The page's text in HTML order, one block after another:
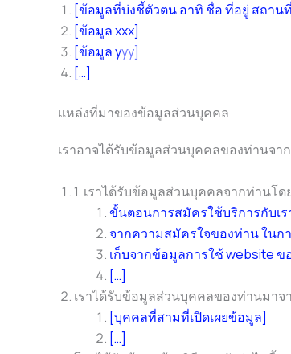
[ข้อมูลที่บ่งชี้ตัวตน อาทิ ชื่อ ที่อยู่ สถาน
[ข้อมูล xxx]
[ข้อมูล yyy]
[…]
แหล่งที่มาของข้อมูลส่วนบุคคล
เราอาจได้รับข้อมูลส่วนบุคคลของท่านจา
1. เราได้รับข้อมูลส่วนบุคคลจากท่านโ
ขั้นตอนการสมัครใช้บริการกับเ
จากความสมัครใจของท่าน ในก
เก็บจากข้อมูลการใช้ website ข
[…]
เราได้รับข้อมูลส่วนบุคคลของท่านมา
[บุคคลที่สามที่เปิดเผยข้อมูล]
[…]